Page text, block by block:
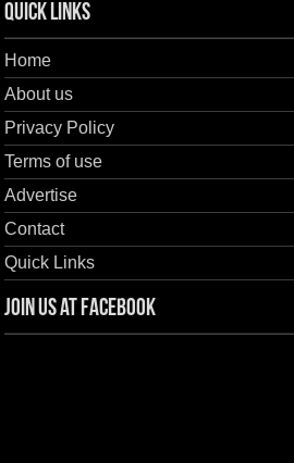
Quick Links
Home
About us
Privacy Policy
Terms of use
Advertise
Contact
Quick Links
Join us at Facebook